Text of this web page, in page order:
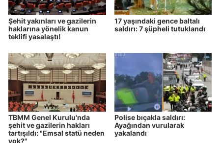
Şehit yakınları ve gazilerin
haklarına yönelik kanun
teklifi yasalaştı!
17 yaşındaki gence baltalı
saldırı: 7 şüpheli tutuklandı
TBMM Genel Kurulu'nda
şehit ve gazilerin hakları
tartışıldı: "Emsal statü neden
yok?"
Polise bıçakla saldırı:
Ayağından vurularak
yakalandı